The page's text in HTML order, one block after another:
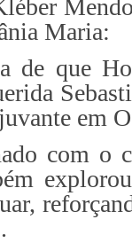
Maria:
de que
em
com o